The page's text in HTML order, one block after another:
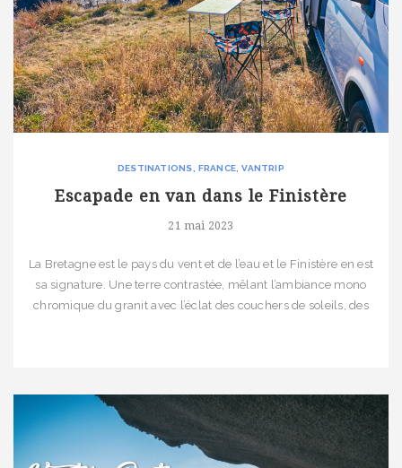
DESTINATIONS FRANCE VANTRIP
Escapade en van dans le Finistère
21 mai 2023
La Bretagne est le pays du vent et de l’eau et le Finistère en est
sa signature. Une terre contrastée, mêlant l’ambiance mono
chromique du granit avec l’éclat des couchers de soleils, des